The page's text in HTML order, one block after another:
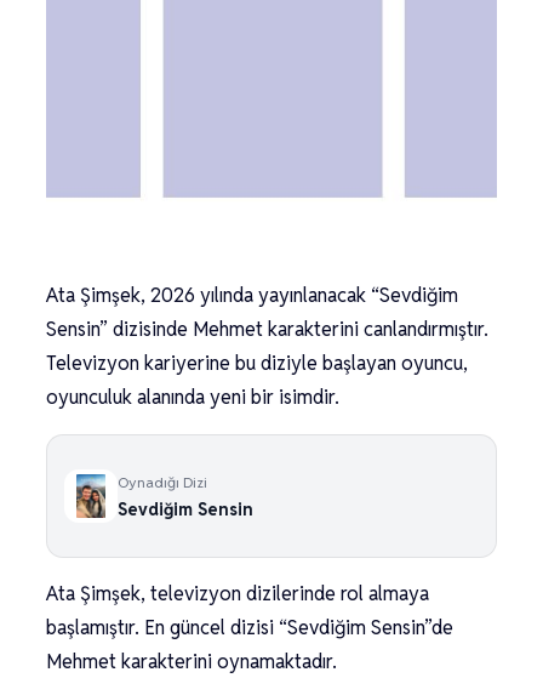
Ata Şimşek, 2026 yılında yayınlanacak “Sevdiğim
Sensin” dizisinde Mehmet karakterini canlandırmıştır.
Televizyon kariyerine bu diziyle başlayan oyuncu,
oyunculuk alanında yeni bir isimdir.
Oynadığı Dizi
Sevdiğim Sensin
Ata Şimşek, televizyon dizilerinde rol almaya
başlamıştır. En güncel dizisi “Sevdiğim Sensin”de
Mehmet karakterini oynamaktadır.